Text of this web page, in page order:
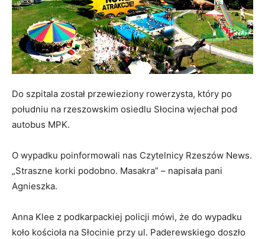
Do szpitala został przewieziony rowerzysta, który po
południu na rzeszowskim osiedlu Słocina wjechał pod
autobus MPK.
O wypadku poinformowali nas Czytelnicy Rzeszów News.
„Straszne korki podobno. Masakra” – napisała pani
Agnieszka.
Anna Klee z podkarpackiej policji mówi, że do wypadku
koło kościoła na Słocinie przy ul. Paderewskiego doszło